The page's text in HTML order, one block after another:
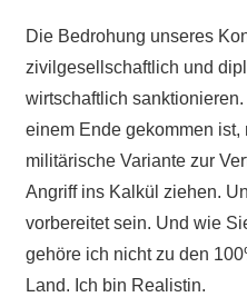
Die Bedrohung unseres
zivilgesellschaftlich und
wirtschaftlich
einem Ende gekommen ist,
militärische Variante zur
Angriff ins Kalkül ziehen.
vorbereitet sein. Und wie
gehöre ich nicht zu den
Land. Ich bin Realistin.